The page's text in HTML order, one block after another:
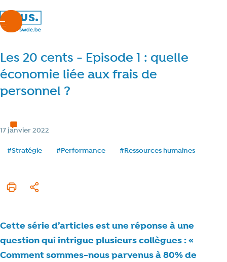
nous.swde
menu
Les 20 cents - Episode 1 : quelle
économie liée aux frais de
personnel ?
Catégorie
Date de publication
17 janvier 2022
Tags
#Stratégie #Performance #Ressources humaines
Imprimer cet article
Partager
Cette série d’articles est une réponse à une
question qui intrigue plusieurs collègues : «
Comment sommes-nous parvenus à 80% de